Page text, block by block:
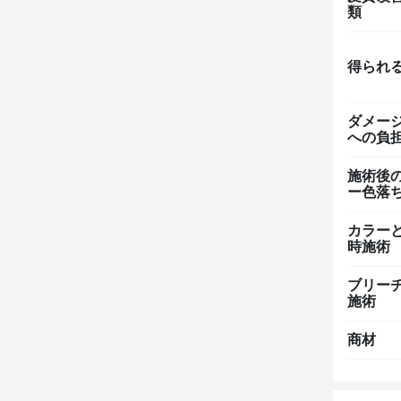
類
得られ
ダメー
への負
施術後
ー色落
カラー
時施術
ブリー
施術
商材